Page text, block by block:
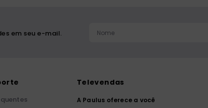
em seu e-mail.
Televendas
A Paulus oferece a você